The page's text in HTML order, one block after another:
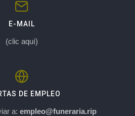
E-MAIL
(clic aquí)
DE EMPLEO
a:empleo@funeraria.rip